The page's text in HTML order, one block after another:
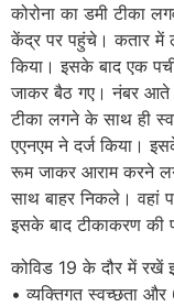
कोरोना का डमी टीका
केंद्र पर पहुंचे। कतार में
किया। इसके बाद एक
जाकर बैठ गए। नंबर आते
टीका लगने के साथ ही
एएनएम ने दर्ज किया।
रूम जाकर आराम करने
साथ बाहर निकले। वहां
इसके बाद टीकाकरण की
कोविड 19 के दौर में रखें
• व्यक्तिगत स्वच्छता और